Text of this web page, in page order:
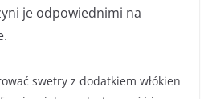
je odpowiednimi na
swetry z dodatkiem włókien